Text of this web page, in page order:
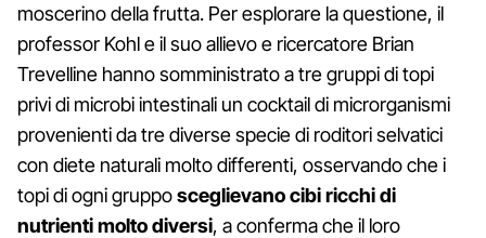
moscerino della frutta. Per esplorare la questione, il
professor Kohl e il suo allievo e ricercatore Brian
Trevelline hanno somministrato a tre gruppi di topi
privi di microbi intestinali un cocktail di microrganismi
provenienti da tre diverse specie di roditori selvatici
con diete naturali molto differenti, osservando che i
topi di ogni grupposceglievano cibi ricchi di
nutrienti molto diversi, a conferma che il loro